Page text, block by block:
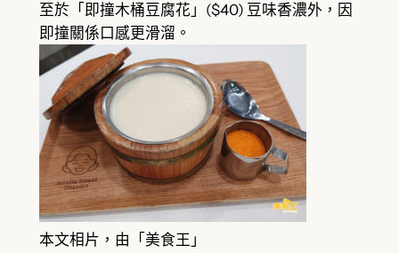
至於「即撞木桶豆腐花」($40) 豆味香濃外，因
即撞關係口感更滑溜。
本文相片，由「美食王」